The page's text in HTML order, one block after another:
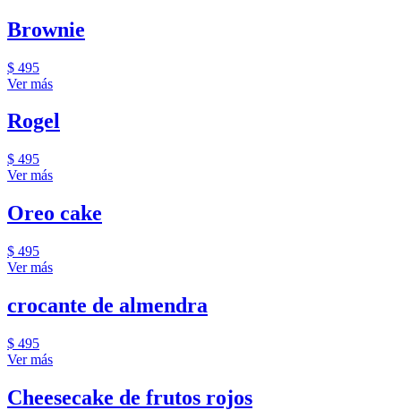
Brownie
$ 495
Ver más
Rogel
$ 495
Ver más
Oreo cake
$ 495
Ver más
crocante de almendra
$ 495
Ver más
Cheesecake de frutos rojos